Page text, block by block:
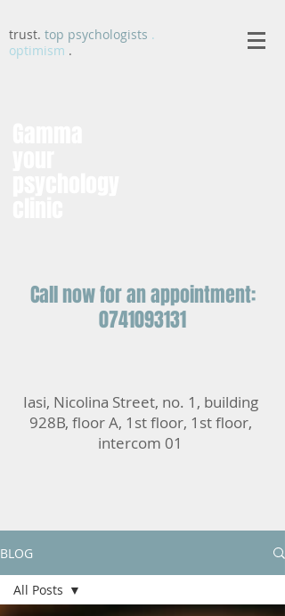
trust. top psychologists .
optimism .
Call now for an appointment:
0741093131
Iasi, Nicolina Street, no. 1, building
928B, floor A, 1st floor, 1st floor,
intercom 01
BLOG
All Posts